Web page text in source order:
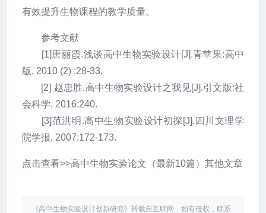
有效提升生物课程的教学质量。
参考文献
[1]唐丽霞.浅谈高中生物实验设计[J].青苹果:高中
版, 2010 (2) :28-33.
[2] 赵忠胜.高中生物实验设计之我见[J].引文版:社
会科学, 2016:240.
[3]范洪明.高中生物实验设计初探[J].四川文理学
院学报, 2007:172-173.
点击查看>>高中生物实验论文（最新10篇）其他文章
《高中生物实验设计创新研究》转载自互联网，如有侵权，联系